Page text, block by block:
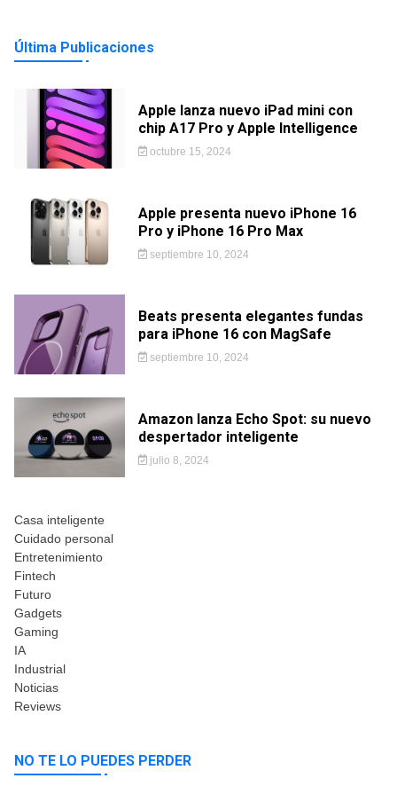
Última Publicaciones
Apple lanza nuevo iPad mini con
chip A17 Pro y Apple Intelligence
octubre 15, 2024
Apple presenta nuevo iPhone 16
Pro y iPhone 16 Pro Max
septiembre 10, 2024
Beats presenta elegantes fundas
para iPhone 16 con MagSafe
septiembre 10, 2024
Amazon lanza Echo Spot: su nuevo
despertador inteligente
julio 8, 2024
Casa inteligente
Cuidado personal
Entretenimiento
Fintech
Futuro
Gadgets
Gaming
IA
Industrial
Noticias
Reviews
NO TE LO PUEDES PERDER